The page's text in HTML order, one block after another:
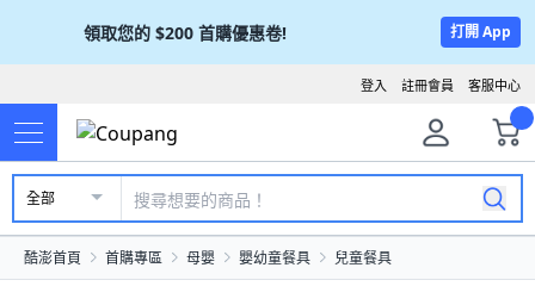
領取您的 $200 首購優惠卷! 打開 App
客服中心
註冊會員
登入
全部
酷澎首頁 首購專區 母嬰 嬰幼童餐具 兒童餐具